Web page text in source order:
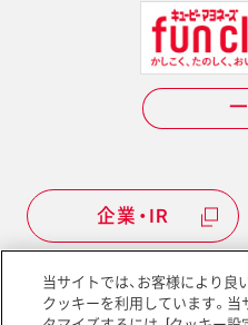
企業・IR
Qummyについて
当サイトでは、お客様により良
クッキーを利用しています。